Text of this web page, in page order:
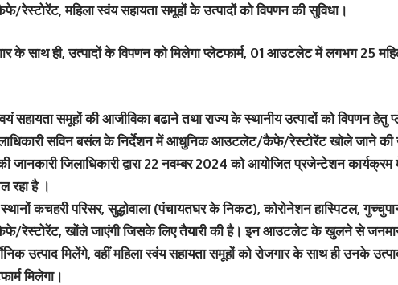
महिला स्वंय सहायता समूहों के उत्पादों को विपणन की सुविधा।
के साथ ही, उत्पादों के विपणन को मिलेगा प्लेटफार्म, 01 आउटलेट में लगभग 25
सहायता समूहों की आजीविका बढाने तथा राज्य के स्थानीय उत्पादों को विपणन हेतु
सविन बसंल के निर्देशन में आधुनिक आउटलेट/कैफे/रेस्टोरेंट खोले जाने की
जानकारी जिलाधिकारी द्वारा 22 नवम्बर 2024 को आयोजित प्रजेन्टेशन
रहा है ।
कचहरी परिसर, सुद्धोवाला (पंचायतघर के निकट), कोरोनेशन हास्पिटल,
खोंले जाएंगी जिसके लिए तैयारी की है। इन आउटलेट के खुलने से
उत्पाद मिलेंगे, वहीं महिला स्वंय सहायता समूहों को रोजगार के साथ ही उनके
मिलेगा।